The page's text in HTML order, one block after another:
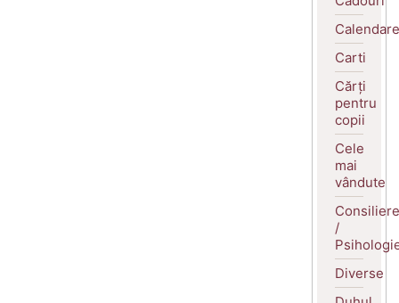
Calendare
Carti
Cărți
pentru
copii
Cele
mai
vândute
Consiliere
/
Diverse